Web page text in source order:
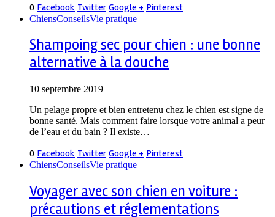
0 Facebook Twitter Google + Pinterest
ChiensConseilsVie pratique
Shampoing sec pour chien : une bonne
alternative à la douche
10 septembre 2019
Un pelage propre et bien entretenu chez le chien est signe de
bonne santé. Mais comment faire lorsque votre animal a peur
de l’eau et du bain ? Il existe…
0 Facebook Twitter Google + Pinterest
ChiensConseilsVie pratique
Voyager avec son chien en voiture :
précautions et réglementations